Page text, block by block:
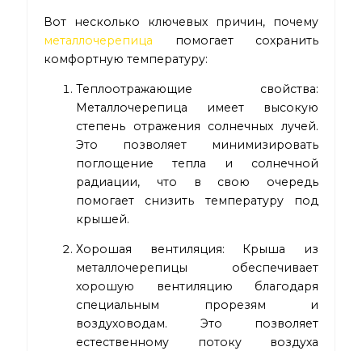
Вот несколько ключевых причин, почему
металлочерепица помогает сохранить
комфортную температуру:
Теплоотражающие свойства:
Металлочерепица имеет высокую
степень отражения солнечных лучей.
Это позволяет минимизировать
поглощение тепла и солнечной
радиации, что в свою очередь
помогает снизить температуру под
крышей.
Хорошая вентиляция: Крыша из
металлочерепицы обеспечивает
хорошую вентиляцию благодаря
специальным прорезям и
воздуховодам. Это позволяет
естественному потоку воздуха